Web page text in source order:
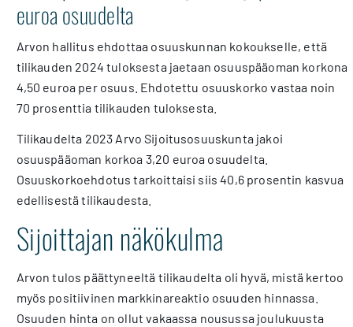
euroa osuudelta
Arvon hallitus ehdottaa osuuskunnan kokoukselle, että
tilikauden 2024 tuloksesta jaetaan osuuspääoman korkona
4,50 euroa per osuus. Ehdotettu osuuskorko vastaa noin
70 prosenttia tilikauden tuloksesta.
Tilikaudelta 2023 Arvo Sijoitusosuuskunta jakoi
osuuspääoman korkoa 3,20 euroa osuudelta.
Osuuskorkoehdotus tarkoittaisi siis 40,6 prosentin kasvua
edellisestä tilikaudesta.
Sijoittajan näkökulma
Arvon tulos päättyneeltä tilikaudelta oli hyvä, mistä kertoo
myös positiivinen markkinareaktio osuuden hinnassa.
Osuuden hinta on ollut vakaassa nousussa joulukuusta